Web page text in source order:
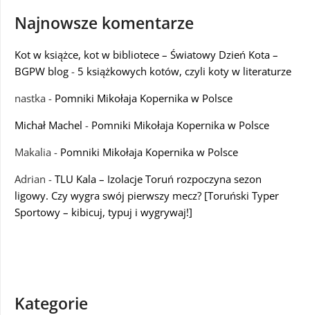
Najnowsze komentarze
Kot w książce, kot w bibliotece – Światowy Dzień Kota –
BGPW blog - 5 książkowych kotów, czyli koty w literaturze
nastka - Pomniki Mikołaja Kopernika w Polsce
Michał Machel - Pomniki Mikołaja Kopernika w Polsce
Makalia - Pomniki Mikołaja Kopernika w Polsce
Adrian - TLU Kala – Izolacje Toruń rozpoczyna sezon
ligowy. Czy wygra swój pierwszy mecz? [Toruński Typer
Sportowy – kibicuj, typuj i wygrywaj!]
Kategorie